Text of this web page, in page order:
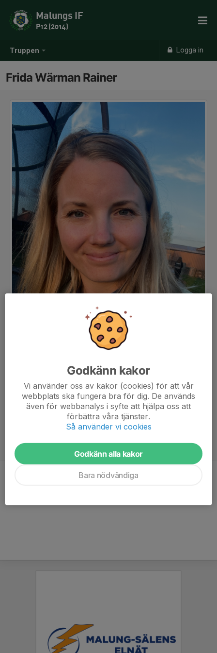
Truppen Logga in
Malungs IF
P12 (2014)
Frida Wärman Rainer
Föräldrarepresentant
Godkänn kakor
Vi använder oss av kakor (cookies) för att vår
webbplats ska fungera bra för dig. De används
även för webbanalys i syfte att hjälpa oss att
förbättra våra tjänster.
Så använder vi cookies
Godkänn alla kakor
Bara nödvändiga